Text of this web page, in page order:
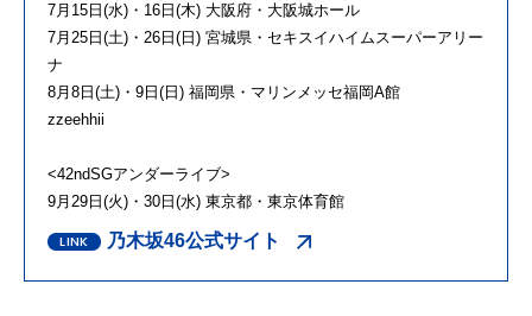
7月 15 日 (水) ・ 16 日 (木) 大阪府・大阪城ホール
7月 25 日 (土) ・ 26 日 ( 日 ) 宮城県・セキスイハイムスーパーアリー
ナ
8月 8 日 (土) ・ 9 日 ( 日 ) 福岡県・マリンメッセ福岡A館
zzeehhii
<42ndSGアンダーライブ>
9月29日(火)・30日(水) 東京都・東京体育館
乃木坂46公式サイト